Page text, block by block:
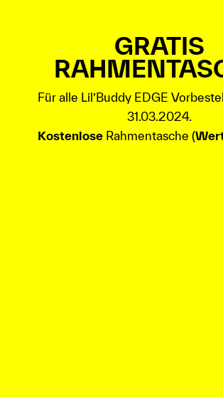
GRATIS
Für alle Lil’Buddy EDGE
31.03.2024.
KostenloseRahmentasche (